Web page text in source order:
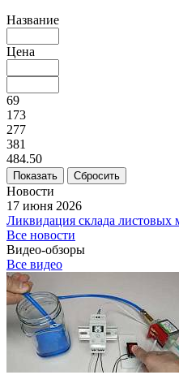
Название
Цена
69
173
277
381
484.50
Сбросить
Новости
17 июня 2026
Ликвидация склада листовых
Все новости
Видео-обзоры
Все видео